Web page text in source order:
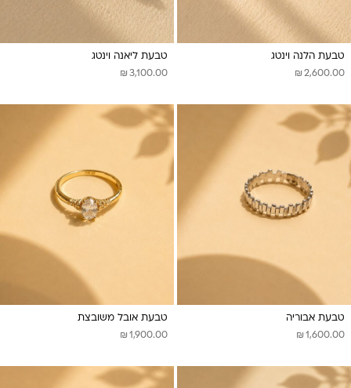
טבעת הלנה וינטג
₪ 2,600.00
טבעת ליאנה וינטג
₪ 3,100.00
טבעת אבוריה
₪ 1,600.00
טבעת אובל משובצת
₪ 1,900.00